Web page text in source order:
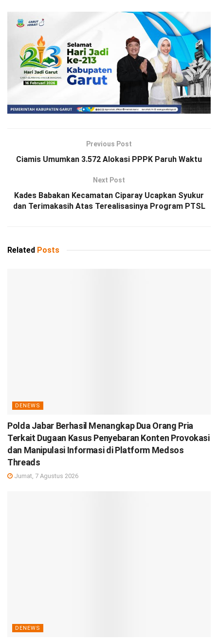
Previous Post
Ciamis Umumkan 3.572 Alokasi PPPK Paruh Waktu
Next Post
Kades Babakan Kecamatan Ciparay Ucapkan Syukur
dan Terimakasih Atas Terealisasinya Program PTSL
Related Posts
DENEWS
Polda Jabar Berhasil Menangkap Dua Orang Pria
Terkait Dugaan Kasus Penyebaran Konten Provokasi
dan Manipulasi Informasi di Platform Medsos
Threads
Jumat, 7 Agustus 2026
DENEWS